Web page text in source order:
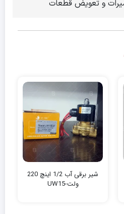
و تعویض قطعات
شیر برقی آب 1/2 اینچ 220
ولت-UW15